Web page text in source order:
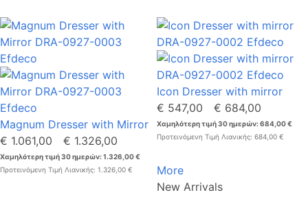
Magnum Dresser with Mirror
€ 1.061,00
€ 1.326,00
Χαμηλότερη τιμή 30 ημερών: 1.326,00 €
Προτεινόμενη Τιμή Λιανικής: 1.326,00 €
Icon Dresser with mirror
€ 547,00
€ 684,00
Χαμηλότερη τιμή 30 ημερών: 684,00 €
Προτεινόμενη Τιμή Λιανικής: 684,00 €
More
New Arrivals